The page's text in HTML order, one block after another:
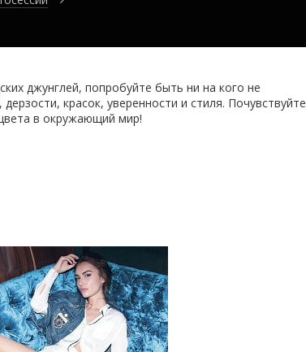
джунглей, попробуйте быть ни на кого не
красок, уверенности и стиля. Почувствуйте
в окружающий мир!